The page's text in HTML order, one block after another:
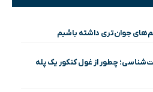
جوان‌تری داشته باشیم
چطور از غول کنکور یک پله